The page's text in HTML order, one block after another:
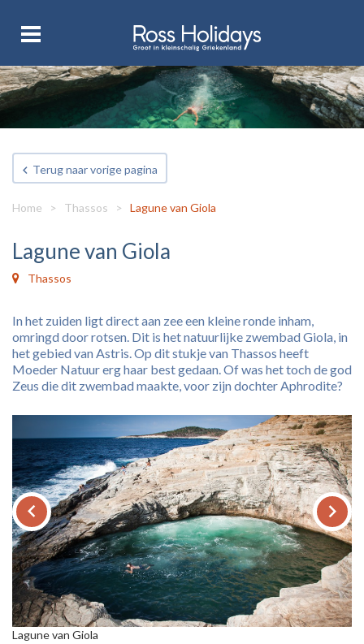
Terug naar vorige pagina
Home > Thassos > Lagune van Giola
Lagune van Giola
Thassos
In het zuiden ligt direct aan zee een kleine ronde inham,
omringd door rotsen. Dit is het natuurlijke zwembad Giola, in
het gebied van Astris. Op dit stukje van Thassos heeft
Moeder Natuur erg haar best gedaan. Of was het toch de god
Zeus die dit zwembad maakte, voor zijn dochter Aphrodite?
Lagune van Giola
keyboard_arrow_left keyboard_arrow_right